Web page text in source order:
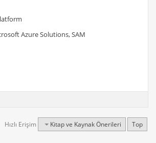
Azure Solutions, SAM
Hızlı Erişim Kitap ve Kaynak Önerileri Top